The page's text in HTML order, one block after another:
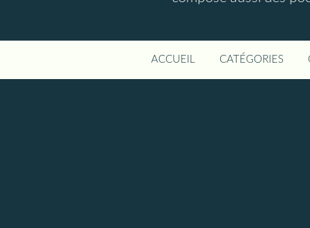
ACCUEIL CATÉGORIES